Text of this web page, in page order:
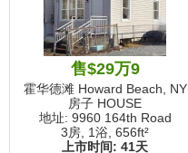
售$29万9
霍华德滩 Howard Beach, NY
房子 HOUSE
地址: 9960 164th Road
3房, 1浴, 656ft²
上市时间: 41天